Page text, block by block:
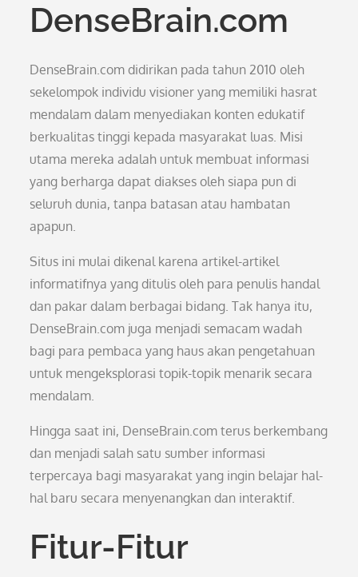
DenseBrain.com
DenseBrain.com didirikan pada tahun 2010 oleh
sekelompok individu visioner yang memiliki hasrat
mendalam dalam menyediakan konten edukatif
berkualitas tinggi kepada masyarakat luas. Misi
utama mereka adalah untuk membuat informasi
yang berharga dapat diakses oleh siapa pun di
seluruh dunia, tanpa batasan atau hambatan
apapun.
Situs ini mulai dikenal karena artikel-artikel
informatifnya yang ditulis oleh para penulis handal
dan pakar dalam berbagai bidang. Tak hanya itu,
DenseBrain.com juga menjadi semacam wadah
bagi para pembaca yang haus akan pengetahuan
untuk mengeksplorasi topik-topik menarik secara
mendalam.
Hingga saat ini, DenseBrain.com terus berkembang
dan menjadi salah satu sumber informasi
terpercaya bagi masyarakat yang ingin belajar hal-
hal baru secara menyenangkan dan interaktif.
Fitur-Fitur